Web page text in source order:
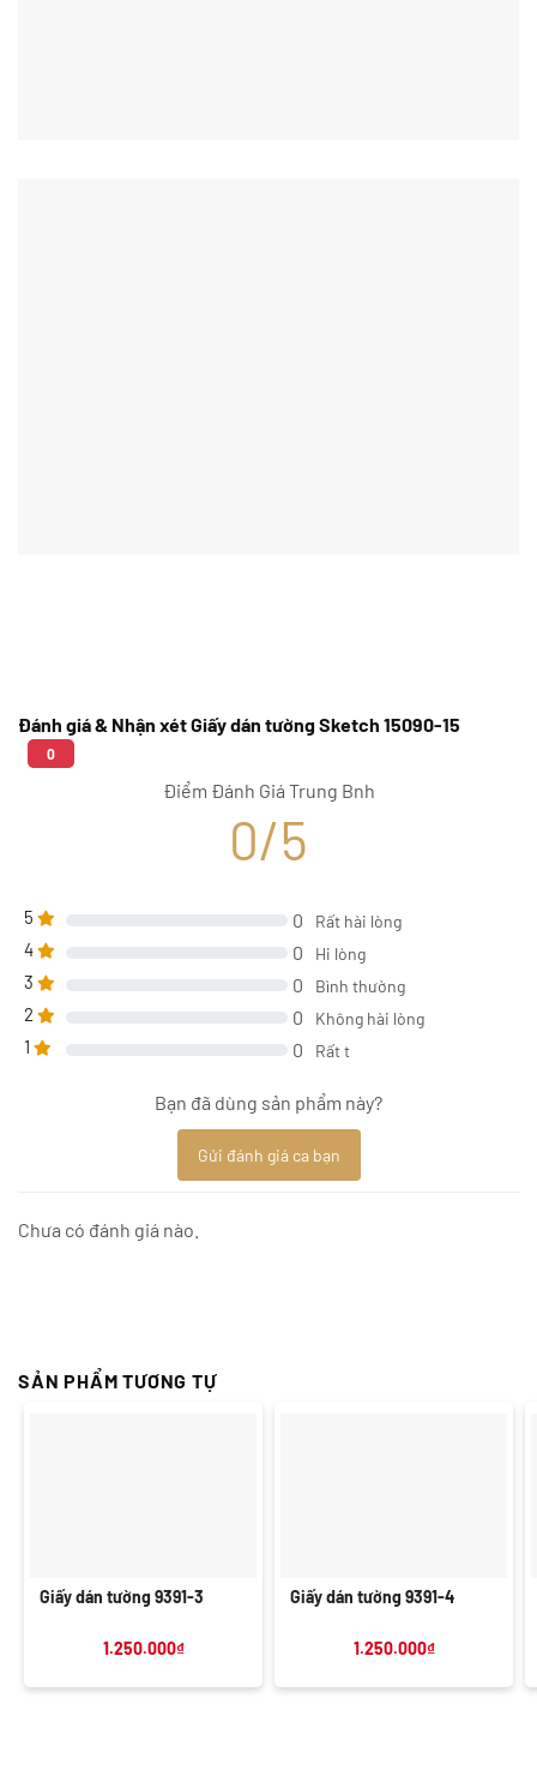
Đánh giá & Nhận xét Giấy dán tường Sketch 15090-15
0
Điểm Đánh Giá Trung Bnh
0/5
5 0 Rất hài lòng
4 0 Hi lòng
3 0 Bình thường
2 0 Không hài lòng
1 0 Rất t
Bạn đã dùng sản phẩm này?
Gửi đánh giá ca bạn
Chưa có đánh giá nào.
SẢN PHẨM TƯƠNG TỰ
Giấy dán tường 9391-3
1.250.000₫
Giấy dán tường 9391-4
1.250.000₫